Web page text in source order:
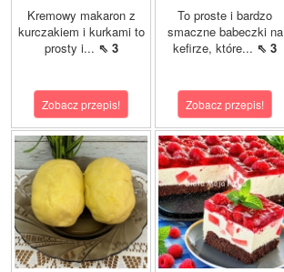
Kremowy makaron z
kurczakiem i kurkami to
prosty i... ⇖ 3
Zobacz przepis!
To proste i bardzo
smaczne babeczki na
kefirze, które... ⇖ 3
Zobacz przepis!